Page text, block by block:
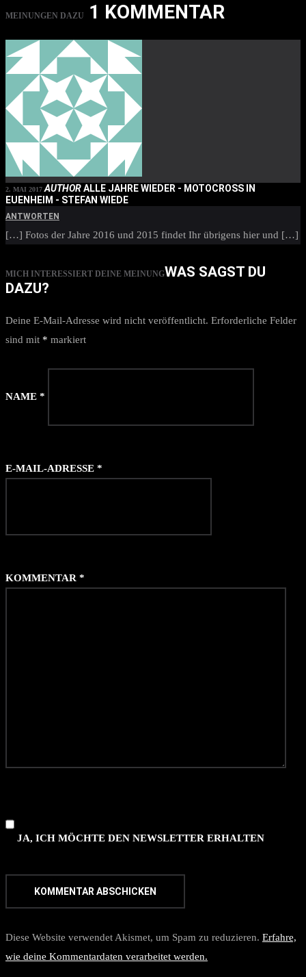
MEINUNGEN DAZU 1 KOMMENTAR
2. MAI 2017 AUTHORALLE JAHRE WIEDER - MOTOCROSS IN
EUENHEIM - STEFAN WIEDE
ANTWORTEN
[…] Fotos der Jahre 2016 und 2015 findet Ihr übrigens hier und […]
MICH INTERESSIERT DEINE MEINUNGWAS SAGST DU
DAZU?
Deine E-Mail-Adresse wird nicht veröffentlicht. Erforderliche Felder
sind mit * markiert
NAME *
E-MAIL-ADRESSE *
KOMMENTAR *
JA, ICH MÖCHTE DEN NEWSLETTER ERHALTEN
Diese Website verwendet Akismet, um Spam zu reduzieren. Erfahre,
wie deine Kommentardaten verarbeitet werden.